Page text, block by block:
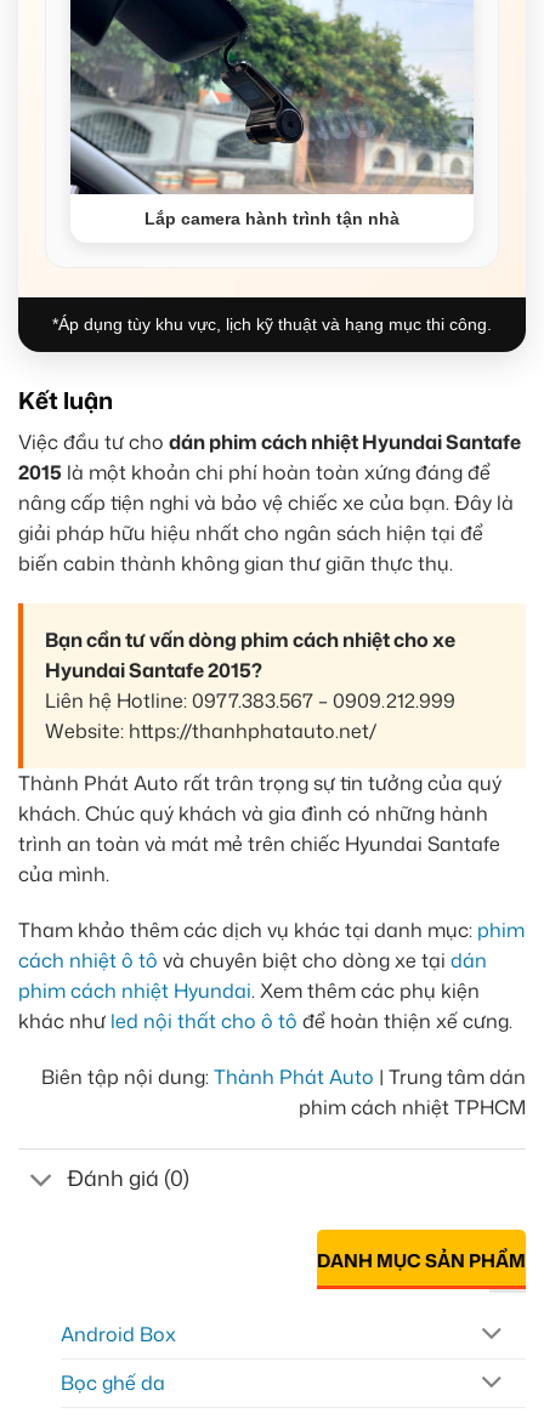
Lắp camera hành trình tận nhà
*Áp dụng tùy khu vực, lịch kỹ thuật và hạng mục thi công.
Kết luận
Việc đầu tư cho dán phim cách nhiệt Hyundai Santafe
2015 là một khoản chi phí hoàn toàn xứng đáng để
nâng cấp tiện nghi và bảo vệ chiếc xe của bạn. Đây là
giải pháp hữu hiệu nhất cho ngân sách hiện tại để
biến cabin thành không gian thư giãn thực thụ.
Bạn cần tư vấn dòng phim cách nhiệt cho xe
Hyundai Santafe 2015?
Liên hệ Hotline: 0977.383.567 – 0909.212.999
Website: https://thanhphatauto.net/
Thành Phát Auto rất trân trọng sự tin tưởng của quý
khách. Chúc quý khách và gia đình có những hành
trình an toàn và mát mẻ trên chiếc Hyundai Santafe
của mình.
Tham khảo thêm các dịch vụ khác tại danh mục: phim
cách nhiệt ô tô và chuyên biệt cho dòng xe tại dán
phim cách nhiệt Hyundai. Xem thêm các phụ kiện
khác như led nội thất cho ô tô để hoàn thiện xế cưng.
Biên tập nội dung:Thành Phát Auto | Trung tâm dán
phim cách nhiệt TPHCM
Đánh giá (0)
DANH MỤC SẢN PHẨM
Android Box
Bọc ghế da